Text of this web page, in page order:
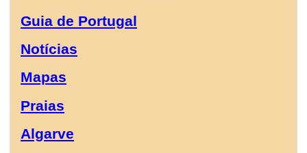
Guia de Portugal
Notícias
Mapas
Praias
Algarve